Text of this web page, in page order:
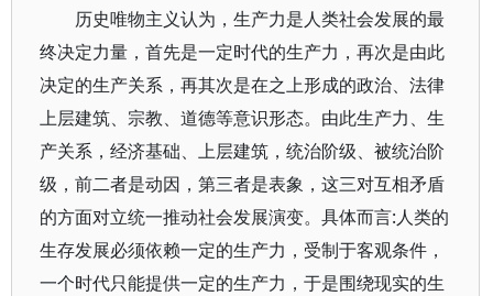
历史唯物主义认为，生产力是人类社会发展的最
终决定力量，首先是一定时代的生产力，再次是由此
决定的生产关系，再其次是在之上形成的政治、法律
上层建筑、宗教、道德等意识形态。由此生产力、生
产关系，经济基础、上层建筑，统治阶级、被统治阶
级，前二者是动因，第三者是表象，这三对互相矛盾
的方面对立统一推动社会发展演变。具体而言:人类的
生存发展必须依赖一定的生产力，受制于客观条件，
一个时代只能提供一定的生产力，于是围绕现实的生